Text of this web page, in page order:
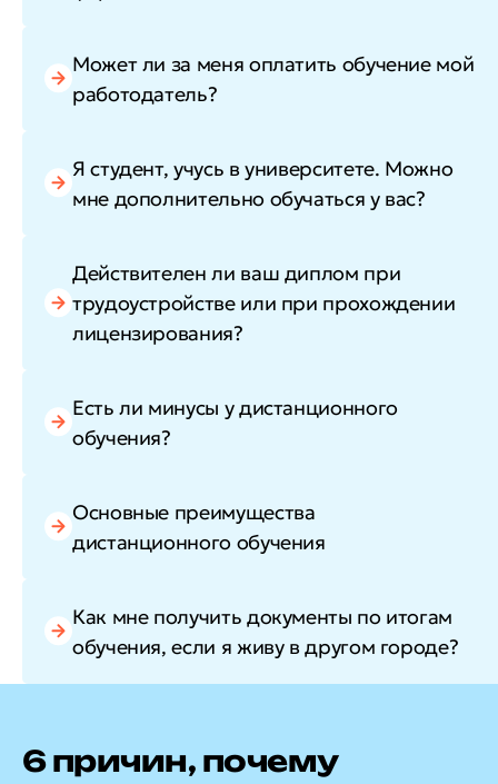
Может ли за меня оплатить обучение мой
работодатель?
Я студент, учусь в университете. Можно
мне дополнительно обучаться у вас?
Действителен ли ваш диплом при
трудоустройстве или при прохождении
лицензирования?
Есть ли минусы у дистанционного
обучения?
Основные преимущества
дистанционного обучения
Как мне получить документы по итогам
обучения, если я живу в другом городе?
6 причин, почему